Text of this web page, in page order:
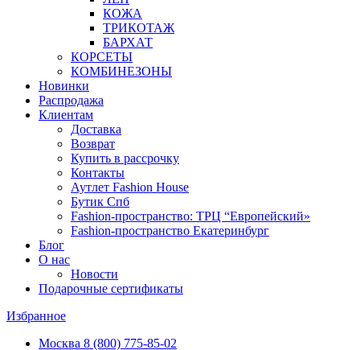
КОЖА
ТРИКОТАЖ
БАРХАТ
КОРСЕТЫ
КОМБИНЕЗОНЫ
Новинки
Распродажа
Клиентам
Доставка
Возврат
Купить в рассрочку
Контакты
Аутлет Fashion House
Бутик Спб
Fashion-пространство: ТРЦ “Европейский»
Fashion-пространство Екатеринбург
Блог
О нас
Новости
Подарочные сертификаты
Избранное
Москва 8 (800) 775-85-02